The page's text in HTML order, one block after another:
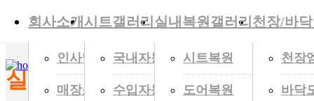
회사소개
인사말
매장소개
시트갤러리
국내자동차
수입자동차
실내복원갤러리
시트복원
도어복원
천장/바
천장
바닥
으로 만들어 갑니다.
실내복원갤러리 Gallery Zone
HOME> 실내복원갤러리 > 시트복원